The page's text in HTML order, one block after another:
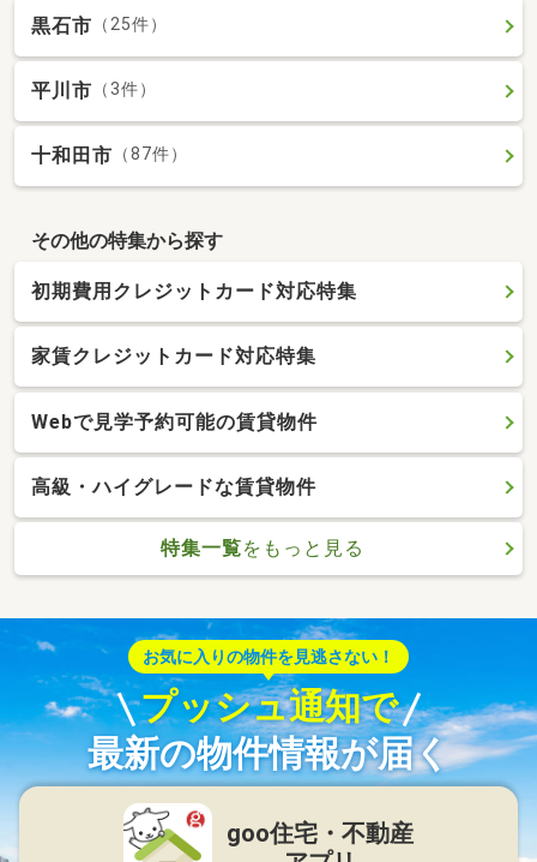
黒石市 （25件）
平川市 （3件）
十和田市 （87件）
その他の特集から探す
初期費用クレジットカード対応特集
家賃クレジットカード対応特集
Webで見学予約可能の賃貸物件
高級・ハイグレードな賃貸物件
特集一覧をもっと見る
お気に入りの物件を見逃さない！
プッシュ通知で
最新の物件情報が届く
goo住宅・不動産